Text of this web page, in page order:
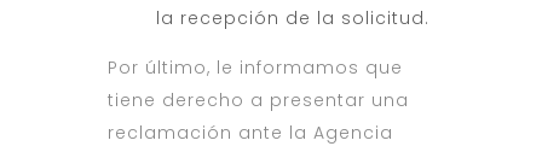
la recepción de la solicitud.
Por último, le informamos que
tiene derecho a presentar una
reclamación ante la Agencia